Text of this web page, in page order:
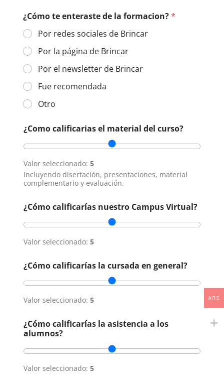
¿Cómo te enteraste de la formacion?*
Por redes sociales de Brincar
Por la página de Brincar
Por el newsletter de Brincar
Fue recomendada
Otro
¿Como calificarias el material del curso?
Valor seleccionado: 5
Incluyendo disertación, presentaciones, material
complementario y evaluación.
¿Cómo calificarías nuestro Campus Virtual?
Valor seleccionado: 5
¿Cómo calificarías la cursada en general?
Valor seleccionado: 5
¿Cómo calificarías la asistencia a los
alumnos?
Valor seleccionado: 5
ARS